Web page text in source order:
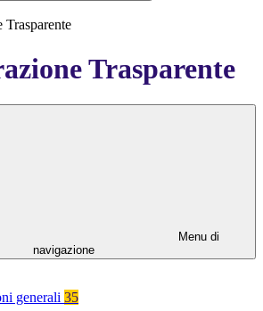
Trasparente
Menu di
navigazione
generali 35